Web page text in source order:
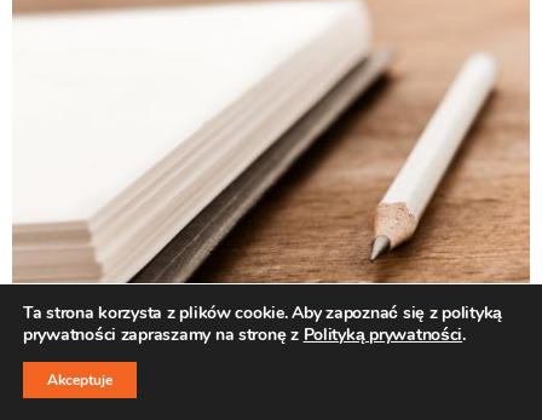
Ta strona korzysta z plików cookie. Aby zapoznać się z polityką
prywatności zapraszamy na stronę z Polityką prywatności.
Akceptuje